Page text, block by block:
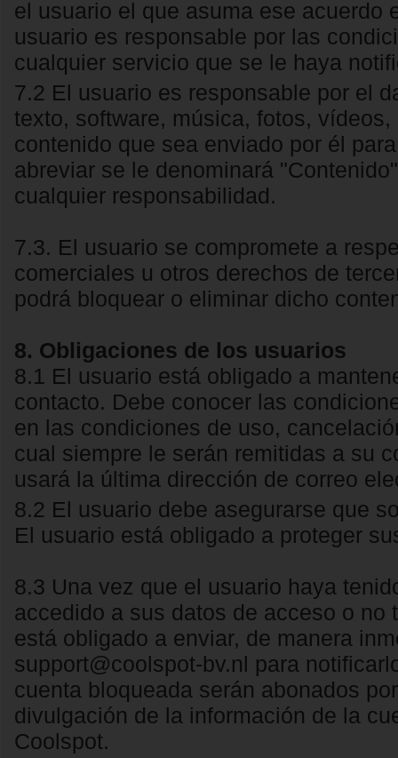
el usuario el que asuma ese acuerdo
usuario es responsable por las
cualquier servicio que se le haya
7.2 El usuario es responsable por el
texto, software, música, fotos,
contenido que sea enviado por él
abreviar se le denominará
cualquier responsabilidad.
7.3. El usuario se compromete a
comerciales u otros derechos de
podrá bloquear o eliminar dicho
8. Obligaciones de los usuarios
8.1 El usuario está obligado a
contacto. Debe conocer las
en las condiciones de uso,
cual siempre le serán remitidas a su
usará la última dirección de correo
8.2 El usuario debe asegurarse que
El usuario está obligado a proteger
8.3 Una vez que el usuario haya
accedido a sus datos de acceso o no
está obligado a enviar, de manera
support@coolspot-bv.nl para
cuenta bloqueada serán abonados
divulgación de la información de la
Coolspot.